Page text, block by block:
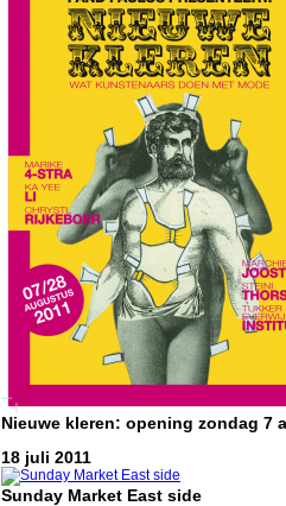
Nieuwe kleren: opening zondag 7
18 juli 2011
Sunday Market East side